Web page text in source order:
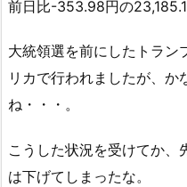
前日比-353.98円の
大統領選を前にしたトラン
リカで行われましたが、か
ね・・・。
こうした状況を受けてか、
は下げてしまったな。